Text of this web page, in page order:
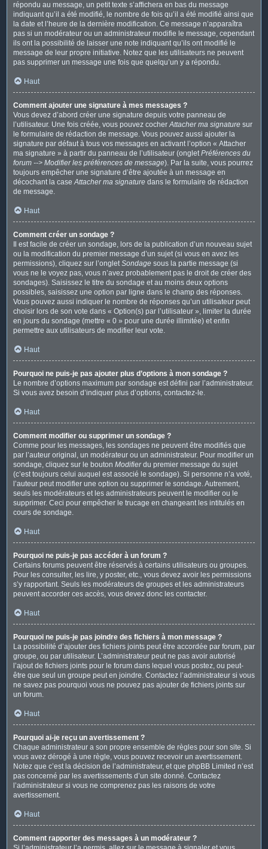
répondu au message, un petit texte s’affichera en bas du message
indiquant qu’il a été modifié, le nombre de fois qu’il a été modifié ainsi que
la date et l’heure de la dernière modification. Ce message n’apparaîtra
pas si un modérateur ou un administrateur modifie le message, cependant
ils ont la possibilité de laisser une note indiquant qu’ils ont modifié le
message de leur propre initiative. Notez que les utilisateurs ne peuvent
pas supprimer un message une fois que quelqu’un y a répondu.
Haut
Comment ajouter une signature à mes messages ?
Vous devez d’abord créer une signature depuis votre panneau de
l’utilisateur. Une fois créée, vous pouvez cocherAttacher ma signature sur
le formulaire de rédaction de message. Vous pouvez aussi ajouter la
signature par défaut à tous vos messages en activant l’option « Attacher
ma signature » à partir du panneau de l’utilisateur (ongletPréférences du
forum --> Modifier les préférences de message). Par la suite, vous pourrez
toujours empêcher une signature d’être ajoutée à un message en
décochant la caseAttacher ma signature dans le formulaire de rédaction
de message.
Haut
Comment créer un sondage ?
Il est facile de créer un sondage, lors de la publication d’un nouveau sujet
ou la modification du premier message d’un sujet (si vous en avez les
permissions), cliquez sur l’ongletSondage sous la partie message (si
vous ne le voyez pas, vous n’avez probablement pas le droit de créer des
sondages). Saisissez le titre du sondage et au moins deux options
possibles, saisissez une option par ligne dans le champ des réponses.
Vous pouvez aussi indiquer le nombre de réponses qu’un utilisateur peut
choisir lors de son vote dans « Option(s) par l’utilisateur », limiter la durée
en jours du sondage (mettre « 0 » pour une durée illimitée) et enfin
permettre aux utilisateurs de modifier leur vote.
Haut
Pourquoi ne puis-je pas ajouter plus d’options à mon sondage ?
Le nombre d’options maximum par sondage est défini par l’administrateur.
Si vous avez besoin d’indiquer plus d’options, contactez-le.
Haut
Comment modifier ou supprimer un sondage ?
Comme pour les messages, les sondages ne peuvent être modifiés que
par l’auteur original, un modérateur ou un administrateur. Pour modifier un
sondage, cliquez sur le bouton Modifierdu premier message du sujet
(c’est toujours celui auquel est associé le sondage). Si personne n’a voté,
l’auteur peut modifier une option ou supprimer le sondage. Autrement,
seuls les modérateurs et les administrateurs peuvent le modifier ou le
supprimer. Ceci pour empêcher le trucage en changeant les intitulés en
cours de sondage.
Haut
Pourquoi ne puis-je pas accéder à un forum ?
Certains forums peuvent être réservés à certains utilisateurs ou groupes.
Pour les consulter, les lire, y poster, etc., vous devez avoir les permissions
s’y rapportant. Seuls les modérateurs de groupes et les administrateurs
peuvent accorder ces accès, vous devez donc les contacter.
Haut
Pourquoi ne puis-je pas joindre des fichiers à mon message ?
La possibilité d’ajouter des fichiers joints peut être accordée par forum, par
groupe, ou par utilisateur. L’administrateur peut ne pas avoir autorisé
l’ajout de fichiers joints pour le forum dans lequel vous postez, ou peut-
être que seul un groupe peut en joindre. Contactez l’administrateur si vous
ne savez pas pourquoi vous ne pouvez pas ajouter de fichiers joints sur
un forum.
Haut
Pourquoi ai-je reçu un avertissement ?
Chaque administrateur a son propre ensemble de règles pour son site. Si
vous avez dérogé à une règle, vous pouvez recevoir un avertissement.
Notez que c’est la décision de l’administrateur, et que phpBB Limited n’est
pas concerné par les avertissements d’un site donné. Contactez
l’administrateur si vous ne comprenez pas les raisons de votre
avertissement.
Haut
Comment rapporter des messages à un modérateur ?